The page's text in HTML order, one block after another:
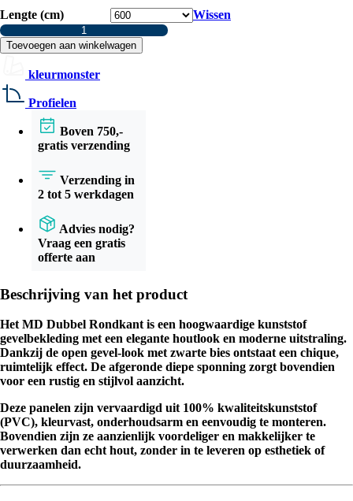
Lengte (cm)
Wissen
MD
Dubbel
Rondkant
200mm
aantal
Toevoegen aan winkelwagen
kleurmonster
Profielen
Boven 750,-
gratis verzending
Verzending in
2 tot 5 werkdagen
Advies nodig?
Vraag een gratis
offerte aan
Beschrijving van het product
Het MD Dubbel Rondkant is een hoogwaardige kunststof
gevelbekleding met een elegante houtlook en moderne uitstraling.
Dankzij de open gevel-look met zwarte bies ontstaat een chique,
ruimtelijk effect. De afgeronde diepe sponning zorgt bovendien
voor een rustig en stijlvol aanzicht.
Deze panelen zijn vervaardigd uit 100% kwaliteitskunststof
(PVC), kleurvast, onderhoudsarm en eenvoudig te monteren.
Bovendien zijn ze aanzienlijk voordeliger en makkelijker te
verwerken dan echt hout, zonder in te leveren op esthetiek of
duurzaamheid.